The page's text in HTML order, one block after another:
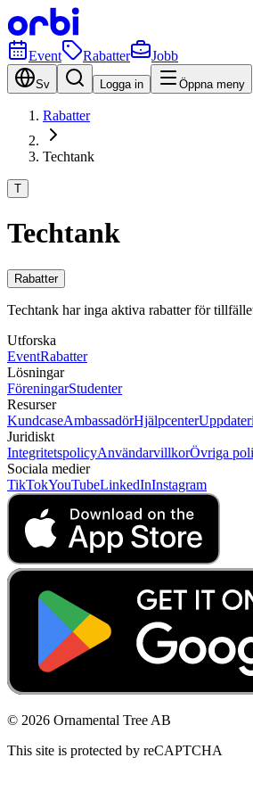
Event Rabatter Jobb
Sv Logga in Öppna meny
Rabatter
Techtank
T
Techtank
Rabatter
Techtank har inga aktiva rabatter för
Utforska
EventRabatter
Lösningar
FöreningarStudenter
Resurser
KundcaseAmbassadörHjälpcenter
Juridiskt
IntegritetspolicyAnvändarvillkorÖvriga
Sociala medier
TikTokYouTubeLinkedInInstagram
© 2026 Ornamental Tree AB
This site is protected by reCAPTCHA